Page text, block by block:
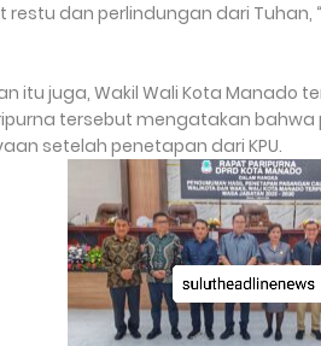
dan perlindungan dari Tuhan,
itu juga, Wakil Wali Kota Manado
tersebut mengatakan bahwa
setelah penetapan dari KPU.